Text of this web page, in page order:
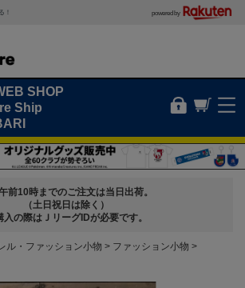
！ powered by
SHOP
Ship
前10時までのご注文は当日出荷。
（土日祝日は除く）
入の際はＪリーグIDが必要です。
ル・ファッション小物
ファッション小物